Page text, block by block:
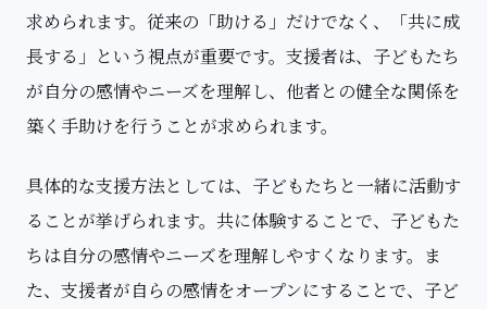
求められます。従来の「助ける」だけでなく、「共に成
長する」という視点が重要です。支援者は、子どもたち
が自分の感情やニーズを理解し、他者との健全な関係を
築く手助けを行うことが求められます。
具体的な支援方法としては、子どもたちと一緒に活動す
ることが挙げられます。共に体験することで、子どもた
ちは自分の感情やニーズを理解しやすくなります。ま
た、支援者が自らの感情をオープンにすることで、子ど